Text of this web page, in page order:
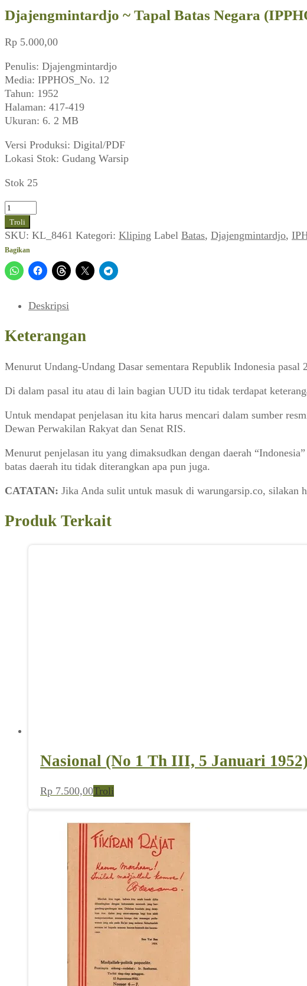
Djajengmintardjo ~ Tapal Batas Negara
Rp 5.000,00
Penulis: Djajengmintardjo
Media: IPPHOS_No. 12
Tahun: 1952
Halaman: 417-419
Ukuran: 6. 2 MB
Versi Produksi: Digital/PDF
Lokasi Stok: Gudang Warsip
Stok 25
Kuantitas
Djajengmintardjo
~
Tapal
Batas
Negara
Januari
1952)
Troli
SKU: KL_8461 Kategori: Kliping Label Batas, Djajengmintardjo,
Bagikan
Deskripsi
Keterangan
Menurut Undang-Undang Dasar sementara Republik Indonesia
Di dalam pasal itu atau di lain bagian UUD itu tidak terdapat
Untuk mendapat penjelasan itu kita harus mencari dalam sumber
Dewan Perwakilan Rakyat dan Senat RIS.
Menurut penjelasan itu yang dimaksudkan dengan daerah
batas daerah itu tidak diterangkan apa pun juga.
CATATAN: Jika Anda sulit untuk masuk di warungarsip.co, silakan
Produk Terkait
Nasional (No 1 Th III, 5 Januari 1952)
Rp 7.500,00Troli